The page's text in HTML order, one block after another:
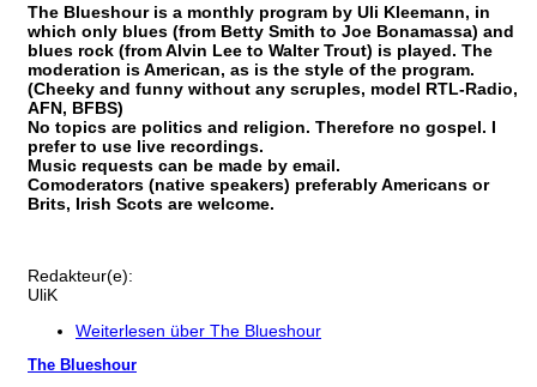
The Blueshour is a monthly program by Uli Kleemann, in
which only blues (from Betty Smith to Joe Bonamassa) and
blues rock (from Alvin Lee to Walter Trout) is played. The
moderation is American, as is the style of the program.
(Cheeky and funny without any scruples, model RTL-Radio,
AFN, BFBS)
No topics are politics and religion. Therefore no gospel. I
prefer to use live recordings.
Music requests can be made by email.
Comoderators (native speakers) preferably Americans or
Brits, Irish Scots are welcome.
Redakteur(e):
UliK
Weiterlesen über The Blueshour
The Blueshour